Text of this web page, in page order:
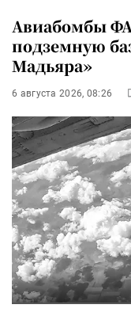
Авиабомбы
подземную
Мадьяра»
6 августа 2026, 08:26